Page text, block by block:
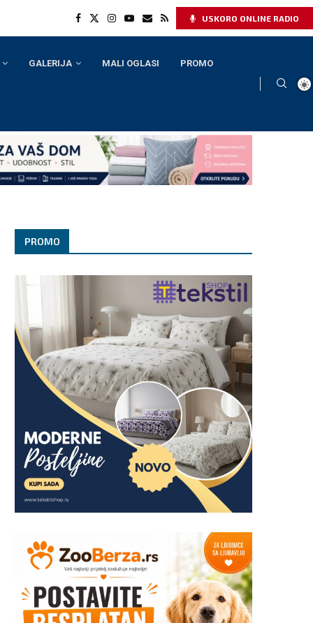
USKORO ONLINE RADIO
GALERIJA MALI OGLASI PROMO
PROMO